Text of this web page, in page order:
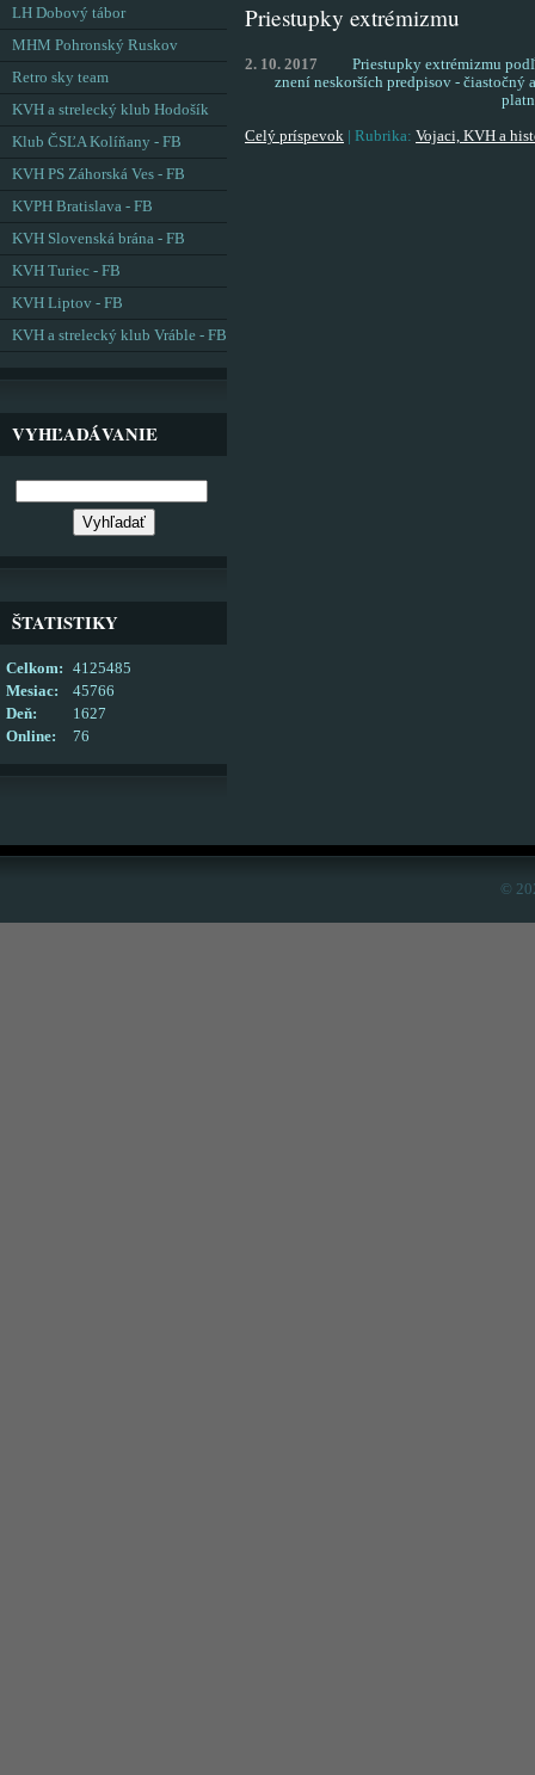
Priestupky extrémizmu
2. 10. 2017
Priestupky extrémizmu
znení neskorších predpisov -
Celý príspevok Rubrika: Vojaci, KVH a
LH Dobový tábor
MHM Pohronský Ruskov
Retro sky team
KVH a strelecký klub Hodošík
Klub ČSĽA Kolíňany - FB
KVH PS Záhorská Ves - FB
KVPH Bratislava - FB
KVH Slovenská brána - FB
KVH Turiec - FB
KVH Liptov - FB
KVH a strelecký klub Vráble - FB
VYHĽADÁVANIE
ŠTATISTIKY
Online: 76
Celkom:
4125485
Mesiac:
45766
Deň:
1627
©